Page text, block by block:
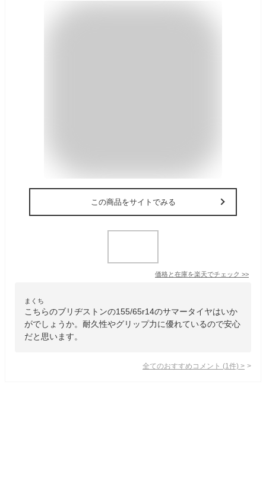
この商品をサイトでみる
価格と在庫を楽天でチェック >>
まくち
こちらのブリヂストンの155/65r14のサマータイヤはいか
がでしょうか。耐久性やグリップ力に優れているので安心
だと思います。
全てのおすすめコメント (1 件) >